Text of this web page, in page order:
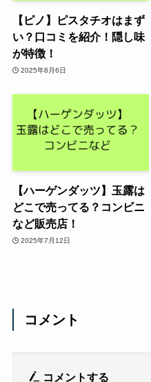
【ピノ】ピスタチオはまず
い？口コミを紹介！隠し味
が特徴！
2025年8月6日
【ハーゲンダッツ】玉露は
どこで売ってる？コンビニ
など販売店！
2025年7月12日
コメント
コメントする